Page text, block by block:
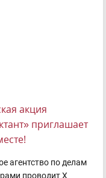
акция
приглашает
агентство по делам
проводит X